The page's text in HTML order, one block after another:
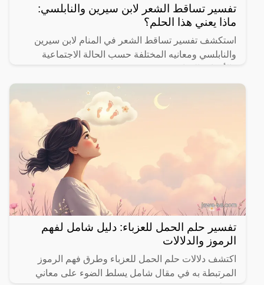
تفسير تساقط الشعر لابن سيرين والنابلسي:
ماذا يعني هذا الحلم؟
استكشف تفسير تساقط الشعر في المنام لابن سيرين
والنابلسي ومعانيه المختلفة حسب الحالة الاجتماعية
تفسير حلم الحمل للعزباء: دليل شامل لفهم
الرموز والدلالات
اكتشف دلالات حلم الحمل للعزباء وطرق فهم الرموز
المرتبطة به في مقال شامل يسلط الضوء على معاني